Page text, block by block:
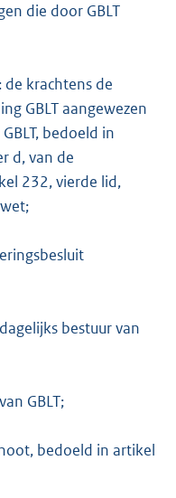
die door GBLT
de krachtens de
GBLT aangewezen
bedoeld in
d, van de
232, vierde lid,
bestuur van
GBLT;
bedoeld in artikel